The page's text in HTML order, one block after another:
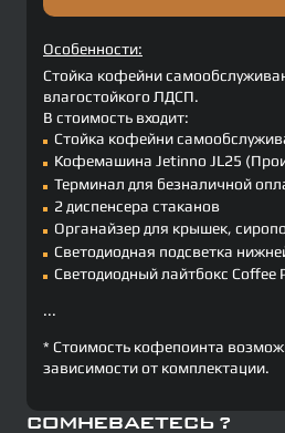
Особенности:
Стойка кофейни
влагостойкого ЛДСП.
В стоимость входит:
Стойка кофейни
Кофемашина Jetinno JL25
Терминал для безналичной
2 диспенсера стаканов
Органайзер для крышек,
Светодиодная подсветка
Светодиодный лайтбокс Coffee
...
* Стоимость кофепоинта
зависимости от комплектации.
Сомневаетесь?